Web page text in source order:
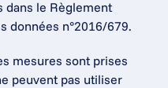
dans le Règlement
données n°2016/679.
mesures sont prises
peuvent pas utiliser